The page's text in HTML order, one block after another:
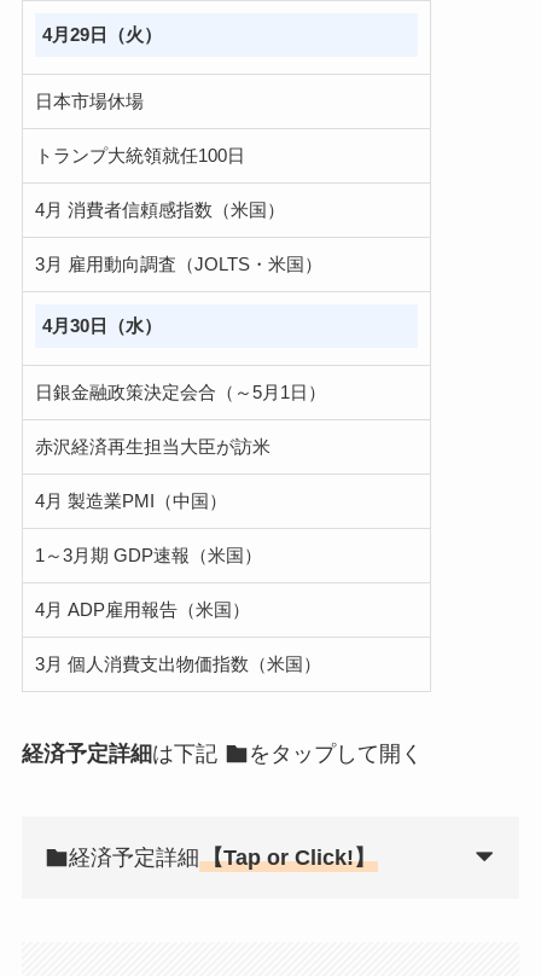
4月29日（火）
日本市場休場
トランプ大統領就任100日
4月 消費者信頼感指数（米国）
3月 雇用動向調査（JOLTS・米国）
4月30日（水）
日銀金融政策決定会合（～5月1日）
赤沢経済再生担当大臣が訪米
4月 製造業PMI（中国）
1～3月期 GDP速報（米国）
4月 ADP雇用報告（米国）
3月 個人消費支出物価指数（米国）
経済予定詳細は下記 をタップして開く
経済予定詳細【Tap or Click!】